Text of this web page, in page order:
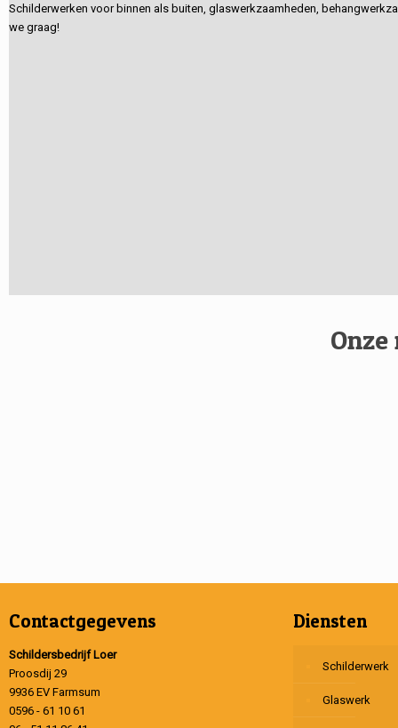
Schilderwerken voor binnen als buiten, glaswerkzaamheden,
we graag!
Contactgegevens
Schildersbedrijf Loer
Proosdij 29
9936 EV Farmsum
0596 - 61 10 61
Diensten
Schilderwerk
Glaswerk